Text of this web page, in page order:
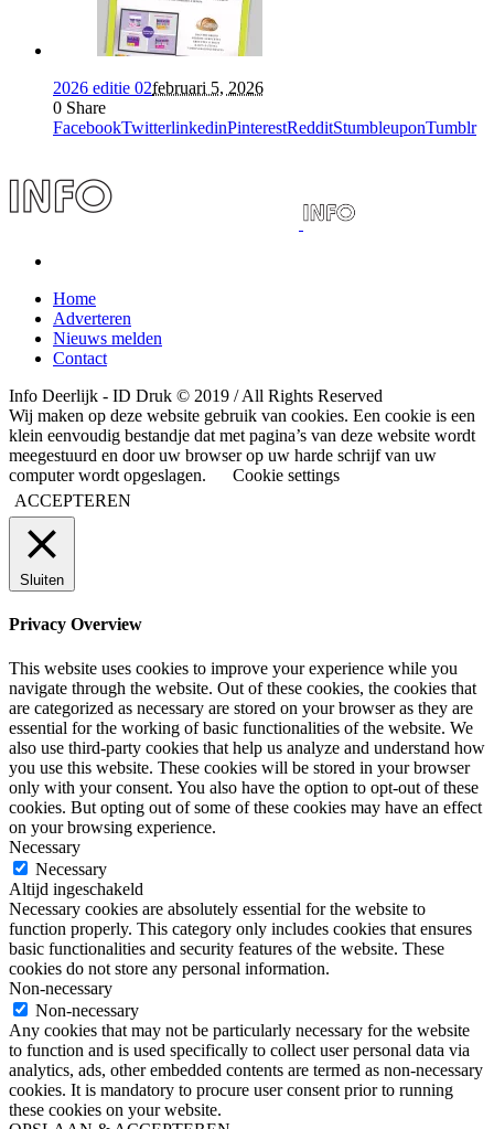
2026 editie 02februari 5, 2026
0 Share
FacebookTwitterlinkedinPinterestRedditStumbleuponTumblr
Home
Adverteren
Nieuws melden
Contact
Info Deerlijk - ID Druk © 2019 / All Rights Reserved
Wij maken op deze website gebruik van cookies. Een cookie is een
klein eenvoudig bestandje dat met pagina’s van deze website wordt
meegestuurd en door uw browser op uw harde schrijf van uw
computer wordt opgeslagen.
Cookie settings
ACCEPTEREN
Sluiten
Privacy Overview
This website uses cookies to improve your experience while you
navigate through the website. Out of these cookies, the cookies that
are categorized as necessary are stored on your browser as they are
essential for the working of basic functionalities of the website. We
also use third-party cookies that help us analyze and understand how
you use this website. These cookies will be stored in your browser
only with your consent. You also have the option to opt-out of these
cookies. But opting out of some of these cookies may have an effect
on your browsing experience.
Necessary
Necessary
Altijd ingeschakeld
Necessary cookies are absolutely essential for the website to
function properly. This category only includes cookies that ensures
basic functionalities and security features of the website. These
cookies do not store any personal information.
Non-necessary
Non-necessary
Any cookies that may not be particularly necessary for the website
to function and is used specifically to collect user personal data via
analytics, ads, other embedded contents are termed as non-necessary
cookies. It is mandatory to procure user consent prior to running
these cookies on your website.